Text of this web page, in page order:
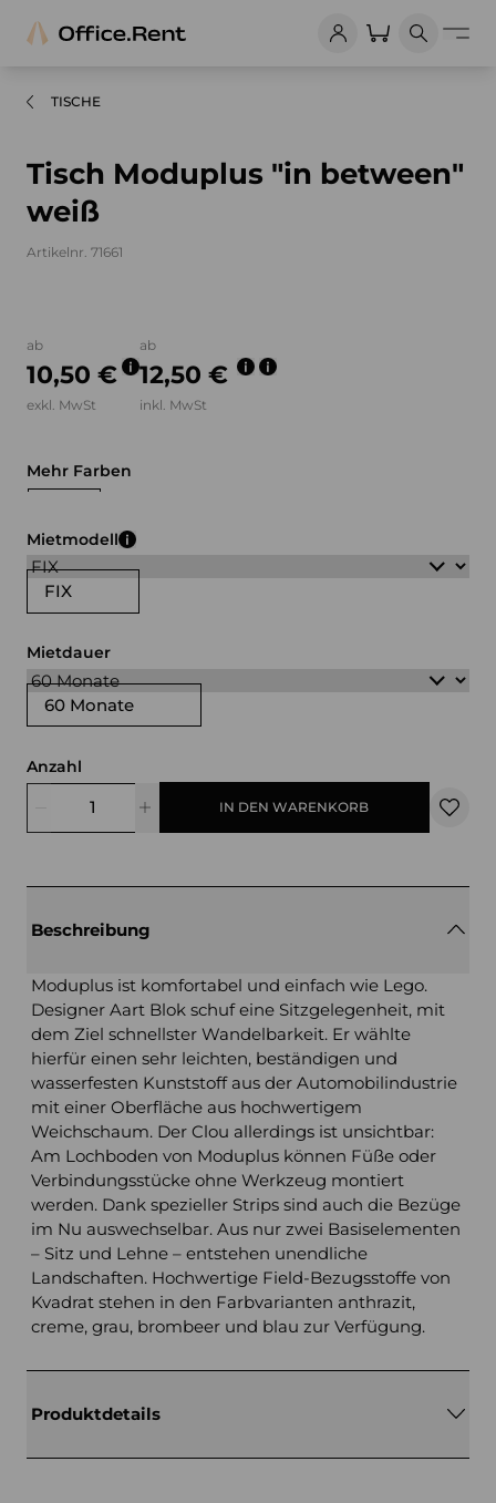
TISCHE
Tisch Moduplus "in between"
weiß
Artikelnr. 71661
ab
10,50 €
exkl. MwSt
ab
12,50 €
inkl. MwSt
Mehr Farben
FIX
Mietmodell
60 Monate
Mietdauer
Anzahl
IN DEN WARENKORB
Beschreibung
Moduplus ist komfortabel und einfach wie Lego.
Designer Aart Blok schuf eine Sitzgelegenheit, mit
dem Ziel schnellster Wandelbarkeit. Er wählte
hierfür einen sehr leichten, beständigen und
wasserfesten Kunststoff aus der Automobilindustrie
mit einer Oberfläche aus hochwertigem
Weichschaum. Der Clou allerdings ist unsichtbar:
Am Lochboden von Moduplus können Füße oder
Verbindungsstücke ohne Werkzeug montiert
werden. Dank spezieller Strips sind auch die Bezüge
im Nu auswechselbar. Aus nur zwei Basiselementen
– Sitz und Lehne – entstehen unendliche
Landschaften. Hochwertige Field-Bezugsstoffe von
Kvadrat stehen in den Farbvarianten anthrazit,
creme, grau, brombeer und blau zur Verfügung.
Produktdetails